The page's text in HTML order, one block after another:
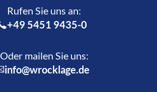
Rufen Sie uns an:­
+49 5451 9435-0
Oder mailen Sie uns:
info@wrocklage.de